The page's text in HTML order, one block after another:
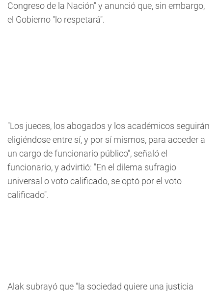
Congreso de la Nación" y anunció que, sin embargo,
el Gobierno "lo respetará".
"Los jueces, los abogados y los académicos seguirán
eligiéndose entre sí, y por sí mismos, para acceder a
un cargo de funcionario público", señaló el
funcionario, y advirtió: "En el dilema sufragio
universal o voto calificado, se optó por el voto
calificado".
Alak subrayó que "la sociedad quiere una justicia